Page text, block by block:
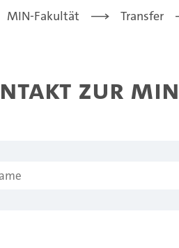
MIN-Fakultät Transfer
zur